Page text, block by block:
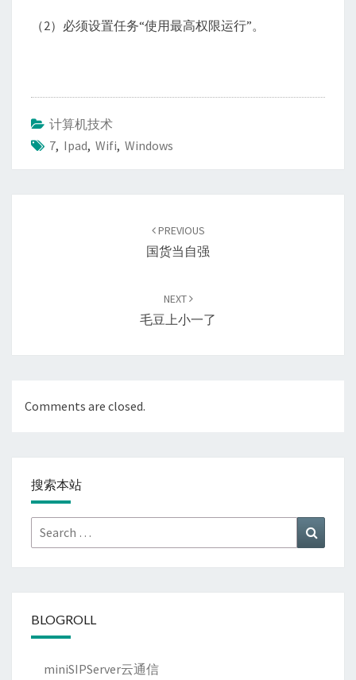
（2）必须设置任务“使用最高权限运行”。
计算机技术
7, Ipad, Wifi, Windows
PREVIOUS
国货当自强
NEXT
毛豆上小一了
Comments are closed.
搜索本站
Search
for:
BLOGROLL
miniSIPServer云通信